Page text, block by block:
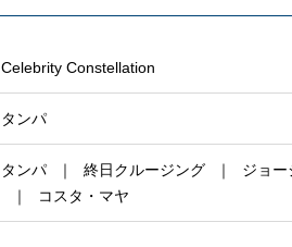
Celebrity Constellation
タンパ
タンパ 終日クルージング ジョー
コスタ・マヤ